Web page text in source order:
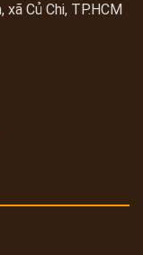
Củ Chi, TP.HCM